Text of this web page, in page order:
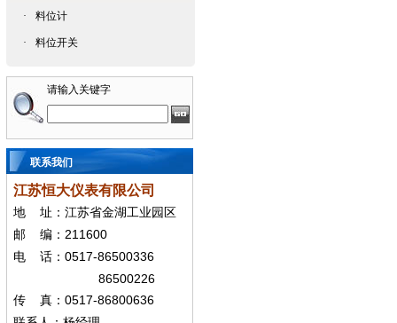
·
料位计
· 料位开关
请输入关键字
联系我们
江苏恒大仪表有限公司
地
址：江苏省金湖工业园区
邮
编： 211600
电 话： 0517-86500336
86500226
传 真： 0517-86800636